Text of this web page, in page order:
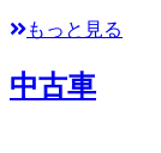
もっと見る
中古車